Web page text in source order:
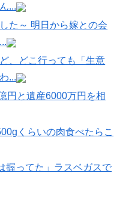
...
た～ 明日から嫁との会
、どこ行っても「生意
...
円と遺産6000万円を相
くらいの肉食べたらこ
握ってた」ラスベガスで